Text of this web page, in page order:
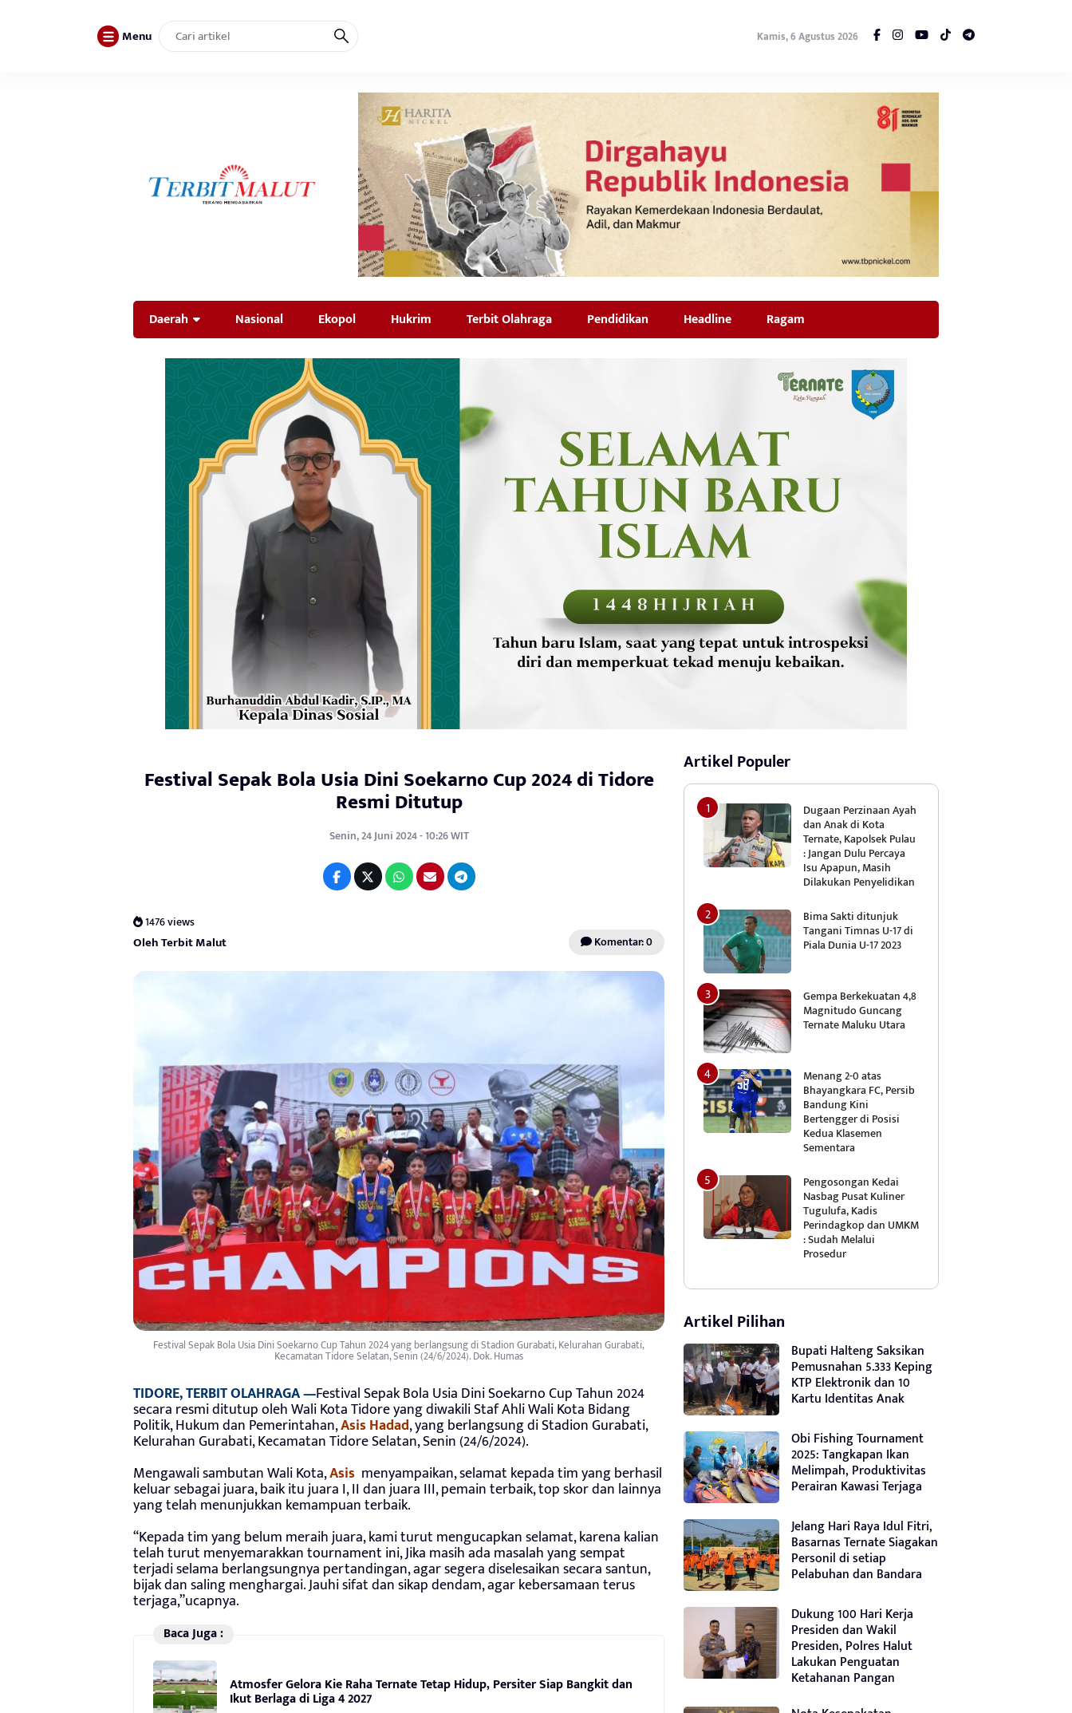
Menu Kamis, 6 Agustus 2026
Daerah Nasional Ekopol Hukrim Terbit Olahraga Pendidikan Headline Ragam
Festival Sepak Bola Usia Dini Soekarno Cup 2024 di Tidore
Resmi Ditutup
Senin, 24 Juni 2024 - 10:26 WIT
1476 views
Oleh Terbit Malut Komentar: 0
Festival Sepak Bola Usia Dini Soekarno Cup Tahun 2024 yang berlangsung di Stadion Gurabati, Kelurahan Gurabati,
Kecamatan Tidore Selatan, Senin (24/6/2024). Dok. Humas
TIDORE, TERBIT OLAHRAGA —Festival Sepak Bola Usia Dini Soekarno Cup Tahun 2024
secara resmi ditutup oleh Wali Kota Tidore yang diwakili Staf Ahli Wali Kota Bidang
Politik, Hukum dan Pemerintahan,Asis Hadad, yang berlangsung di Stadion Gurabati,
Kelurahan Gurabati, Kecamatan Tidore Selatan, Senin (24/6/2024).
Mengawali sambutan Wali Kota,Asis menyampaikan, selamat kepada tim yang berhasil
keluar sebagai juara, baik itu juara I, II dan juara III, pemain terbaik, top skor dan lainnya
yang telah menunjukkan kemampuan terbaik.
“Kepada tim yang belum meraih juara, kami turut mengucapkan selamat, karena kalian
telah turut menyemarakkan tournament ini, Jika masih ada masalah yang sempat
terjadi selama berlangsungnya pertandingan, agar segera diselesaikan secara santun,
bijak dan saling menghargai. Jauhi sifat dan sikap dendam, agar kebersamaan terus
terjaga,”ucapnya.
Baca Juga :
Atmosfer Gelora Kie Raha Ternate Tetap Hidup, Persiter Siap Bangkit dan
Ikut Berlaga di Liga 4 2027
Artikel Populer
Dugaan Perzinaan Ayah
dan Anak di Kota
Ternate, Kapolsek Pulau
: Jangan Dulu Percaya
Isu Apapun, Masih
Dilakukan Penyelidikan
Bima Sakti ditunjuk
Tangani Timnas U-17 di
Piala Dunia U-17 2023
Gempa Berkekuatan 4,8
Magnitudo Guncang
Ternate Maluku Utara
Menang 2-0 atas
Bhayangkara FC, Persib
Bandung Kini
Bertengger di Posisi
Kedua Klasemen
Sementara
Pengosongan Kedai
Nasbag Pusat Kuliner
Tugulufa, Kadis
Perindagkop dan UMKM
: Sudah Melalui
Prosedur
Artikel Pilihan
Bupati Halteng Saksikan
Pemusnahan 5.333 Keping
KTP Elektronik dan 10
Kartu Identitas Anak
Obi Fishing Tournament
2025: Tangkapan Ikan
Melimpah, Produktivitas
Perairan Kawasi Terjaga
Jelang Hari Raya Idul Fitri,
Basarnas Ternate Siagakan
Personil di setiap
Pelabuhan dan Bandara
Dukung 100 Hari Kerja
Presiden dan Wakil
Presiden, Polres Halut
Lakukan Penguatan
Ketahanan Pangan